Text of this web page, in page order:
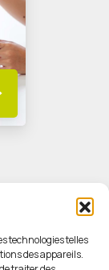
technologies telles
des appareils.